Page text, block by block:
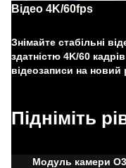
Відео 4K/60fps
Знімайте стабільні
здатністю 4K/60
відеозаписи на новий
Підніміть
Модуль камери